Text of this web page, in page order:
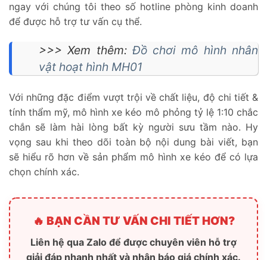
ngay với chúng tôi theo số hotline phòng kinh doanh
để được hỗ trợ tư vấn cụ thể.
>>> Xem thêm: Đồ chơi mô hình nhân
vật hoạt hình MH01
Với những đặc điểm vượt trội về chất liệu, độ chi tiết &
tính thẩm mỹ, mô hình xe kéo mô phỏng tỷ lệ 1:10 chắc
chắn sẽ làm hài lòng bất kỳ người sưu tầm nào. Hy
vọng sau khi theo dõi toàn bộ nội dung bài viết, bạn
sẽ hiểu rõ hơn về sản phẩm mô hình xe kéo để có lựa
chọn chính xác.
🔥 BẠN CẦN TƯ VẤN CHI TIẾT HƠN?
Liên hệ qua Zalo để được chuyên viên hỗ trợ
giải đáp nhanh nhất và nhận báo giá chính xác.